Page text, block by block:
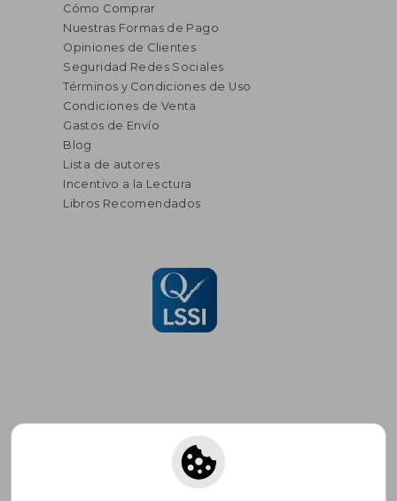
Cómo Comprar
Nuestras Formas de Pago
Opiniones de Clientes
Seguridad Redes Sociales
Términos y Condiciones de Uso
Condiciones de Venta
Gastos de Envío
Blog
Lista de autores
Incentivo a la Lectura
Libros Recomendados
Suscríbete para recibir ofertas y
promociones